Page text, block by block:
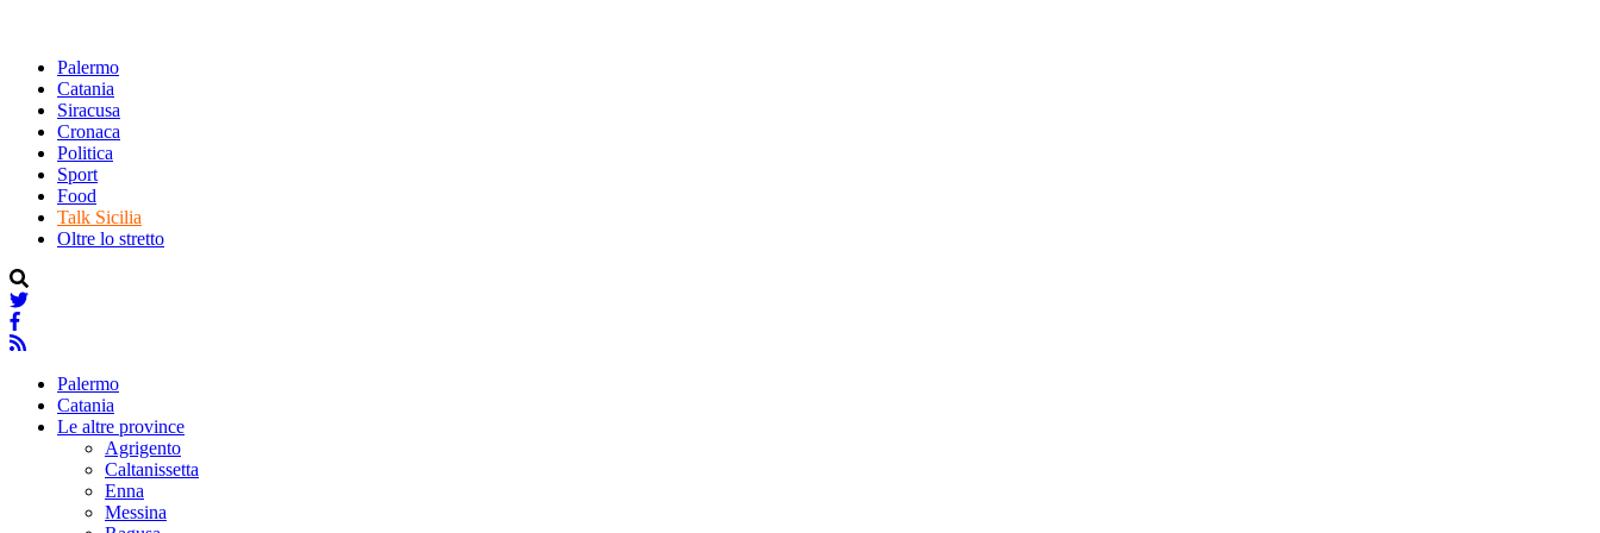
Palermo
Catania
Siracusa
Cronaca
Politica
Sport
Food
Talk Sicilia
Oltre lo stretto
Palermo
Catania
Le altre province
Agrigento
Caltanissetta
Enna
Messina